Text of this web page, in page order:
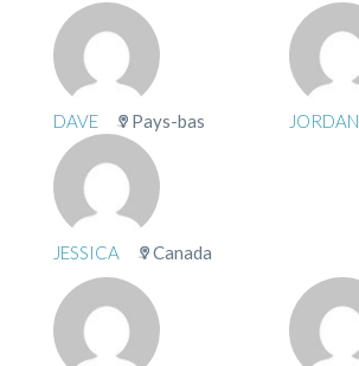
DAVE Pays-bas JORDAN
JESSICA Canada